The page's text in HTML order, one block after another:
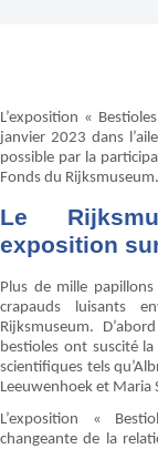
L’exposition «
janvier 2023 dans
possible par la
Fonds du Rijksmuseum.
Le
exposition
Plus de mille
crapauds luisants
Rijksmuseum.
bestioles ont suscité
scientifiques tels
Leeuwenhoek et Maria
L’exposition «
changeante de la